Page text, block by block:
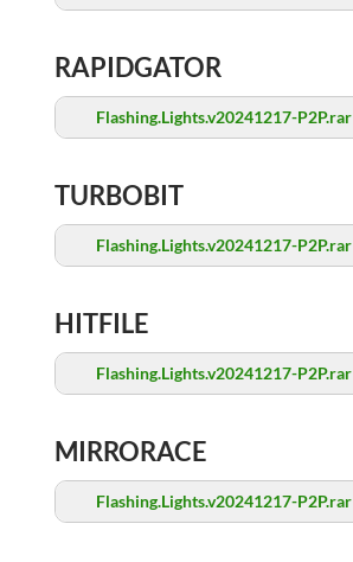
RAPIDGATOR
Flashing.Lights.v20241217-P2P.rar
TURBOBIT
Flashing.Lights.v20241217-P2P.rar
HITFILE
Flashing.Lights.v20241217-P2P.rar
MIRRORACE
Flashing.Lights.v20241217-P2P.rar